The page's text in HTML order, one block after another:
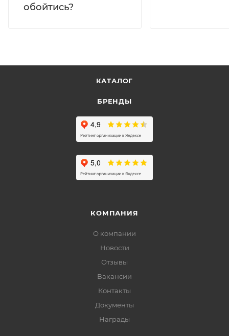
обойтись?
КАТАЛОГ
БРЕНДЫ
КОМПАНИЯ
О компании
Новости
Отзывы
Вакансии
Контакты
Документы
Награды